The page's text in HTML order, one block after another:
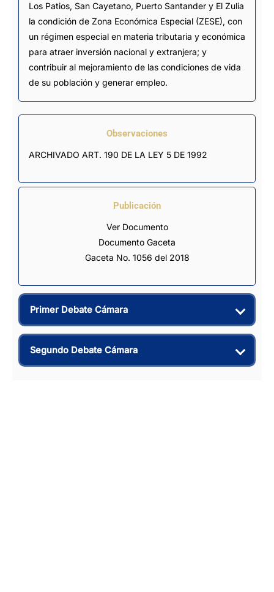
Los Patios, San Cayetano, Puerto Santander y El Zulia
la condición de Zona Económica Especial (ZESE), con
un régimen especial en materia tributaria y económica
para atraer inversión nacional y extranjera; y
contribuir al mejoramiento de las condiciones de vida
de su población y generar empleo.
Observaciones
ARCHIVADO ART. 190 DE LA LEY 5 DE 1992
Publicación
Ver Documento
Documento Gaceta
Gaceta No. 1056 del 2018
Primer Debate Cámara
Segundo Debate Cámara